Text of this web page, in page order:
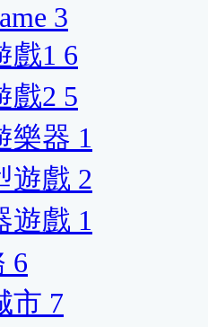
3
戲1 6
戲2 5
樂器 1
遊戲 2
遊戲 1
6
市 7